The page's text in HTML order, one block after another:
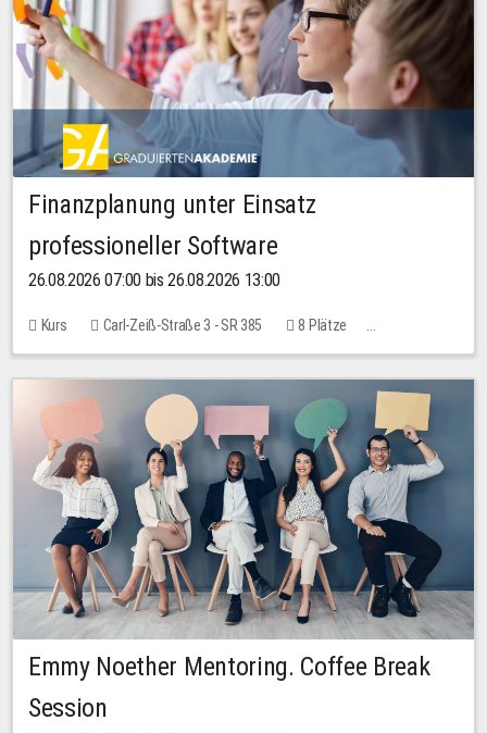
Finanzplanung unter Einsatz
professioneller Software
26.08.2026 07:00 bis 26.08.2026 13:00
Kurs Carl-Zeiß-Straße 3 - SR 385
8 Plätze
20,00 EUR
Emmy Noether Mentoring. Coffee Break
Session